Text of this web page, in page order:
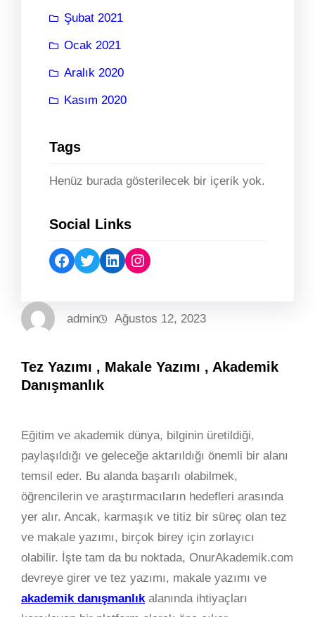
Şubat 2021
Ocak 2021
Aralık 2020
Kasım 2020
Tags
Henüz burada gösterilecek bir içerik yok.
Social Links
Facebook Twitter LinkedIn Instagram
admin Ağustos 12, 2023
Tez Yazımı , Makale Yazımı , Akademik
Danışmanlık
Eğitim ve akademik dünya, bilginin üretildiği,
paylaşıldığı ve geleceğe aktarıldığı önemli bir alanı
temsil eder. Bu alanda başarılı olabilmek,
öğrencilerin ve araştırmacıların hedefleri arasında
yer alır. Ancak, karmaşık ve titiz bir süreç olan tez
ve makale yazımı, birçok birey için zorlayıcı
olabilir. İşte tam da bu noktada, OnurAkademik.com
devreye girer ve tez yazımı, makale yazımı ve
akademik danışmanlıkalanında ihtiyaçları